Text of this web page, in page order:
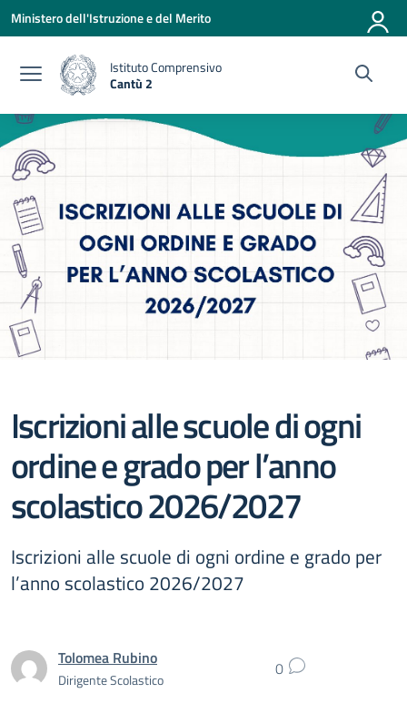
Vai ai contenuti
Vai al menu di navigazione
Vai al footer
Ministero dell'Istruzione e del Merito
Istituto Comprensivo
Cantù 2
Iscrizioni alle scuole di ogni
ordine e grado per l’anno
scolastico 2026/2027
Iscrizioni alle scuole di ogni ordine e grado per
l’anno scolastico 2026/2027
Tolomea Rubino
Dirigente Scolastico 0